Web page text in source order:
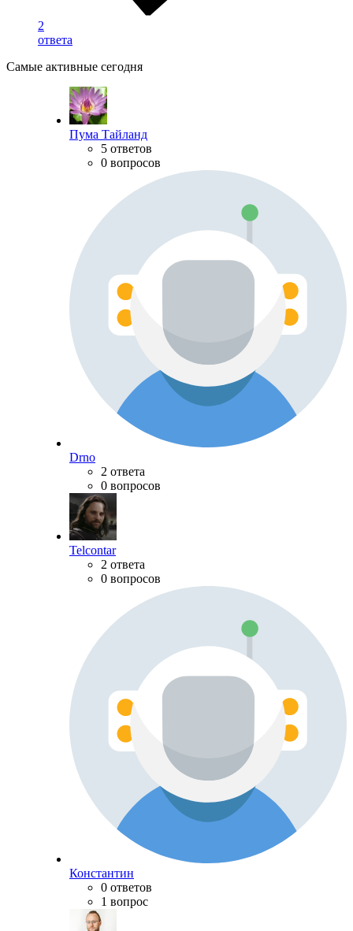
2
ответа
Самые активные сегодня
Пума Тайланд
5 ответов
0 вопросов
Drno
2 ответа
0 вопросов
Telcontar
2 ответа
0 вопросов
Константин
0 ответов
1 вопрос